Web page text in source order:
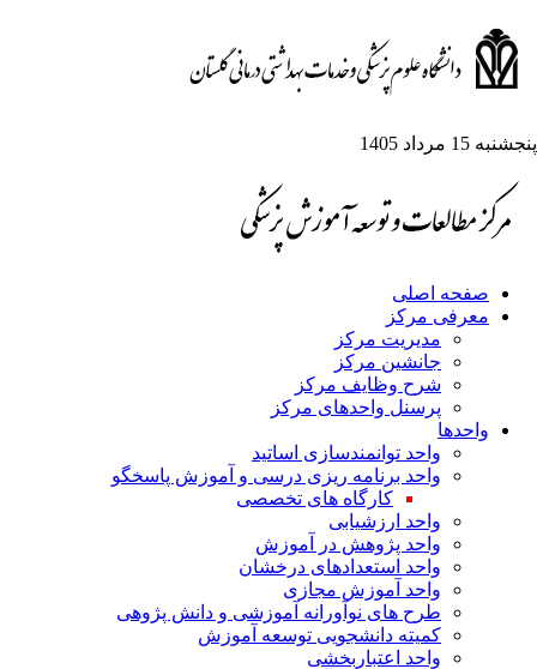
15 مرداد 1405
صفحه اصلی
معرفی مرکز
مدیریت مرکز
جانشین مرکز
شرح وظایف مرکز
پرسنل واحدهای مرکز
واحدها
واحد توانمندسازی اساتید
واحد برنامه ریزی درسی و آموزش پاسخگو
کارگاه های تخصصی
واحد ارزشیابی
واحد پژوهش در آموزش
واحد استعدادهای درخشان
واحد آموزش مجازی
طرح های نوآورانه آموزشی و دانش پژوهی
کمیته دانشجویی توسعه آموزش
واحد اعتباربخشی